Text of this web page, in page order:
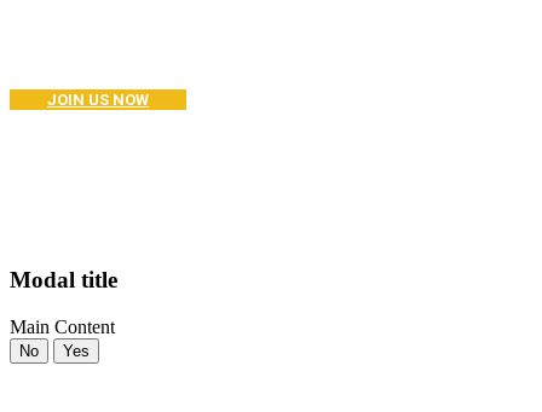
JOIN US NOW
Modal title
Main Content
No Yes